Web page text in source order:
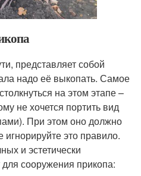
представляет собой
надо её выкопать. Самое
на этом этапе –
не хочется портить вид
При этом оно должно
игнорируйте это правило.
и эстетически
сооружения прикопа: